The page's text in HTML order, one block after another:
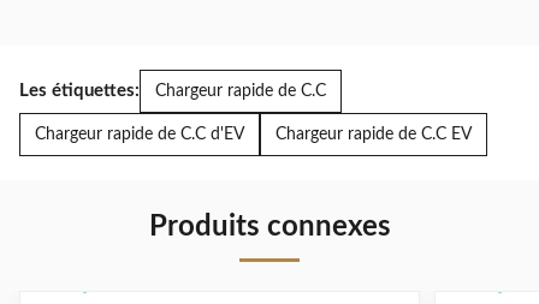
Les étiquettes: Chargeur rapide de C.C
Chargeur rapide de C.C d'EV Chargeur rapide de C.C EV
Produits connexes